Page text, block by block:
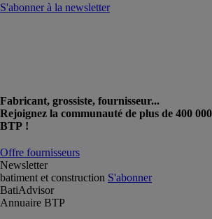
S'abonner à la newsletter
Fabricant, grossiste, fournisseur...
Rejoignez la communauté de plus de 400
BTP !
Offre fournisseurs
Newsletter
batiment et construction S'abonner
BatiAdvisor
Annuaire BTP